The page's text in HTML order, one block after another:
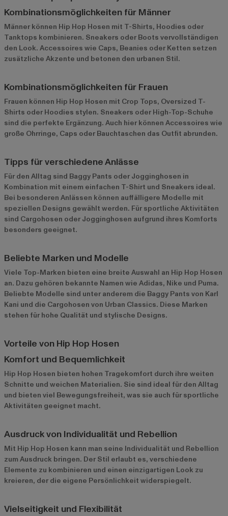
Kombinationsmöglichkeiten für Männer
Männer können Hip Hop Hosen mit T-Shirts, Hoodies oder
Tanktops kombinieren. Sneakers oder Boots vervollständigen
den Look. Accessoires wie Caps, Beanies oder Ketten setzen
zusätzliche Akzente und betonen den urbanen Stil.
Kombinationsmöglichkeiten für Frauen
Frauen können Hip Hop Hosen mit Crop Tops, Oversized T-
Shirts oder Hoodies stylen. Sneakers oder High-Top-Schuhe
sind die perfekte Ergänzung. Auch hier können Accessoires wie
große Ohrringe, Caps oder Bauchtaschen das Outfit abrunden.
Tipps für verschiedene Anlässe
Für den Alltag sind Baggy Pants oder Jogginghosen in
Kombination mit einem einfachen T-Shirt und Sneakers ideal.
Bei besonderen Anlässen können auffälligere Modelle mit
speziellen Designs gewählt werden. Für sportliche Aktivitäten
sind Cargohosen oder Jogginghosen aufgrund ihres Komforts
besonders geeignet.
Beliebte Marken und Modelle
Viele Top-Marken bieten eine breite Auswahl an Hip Hop Hosen
an. Dazu gehören bekannte Namen wie Adidas, Nike und Puma.
Beliebte Modelle sind unter anderem die Baggy Pants von Karl
Kani und die Cargohosen von Urban Classics. Diese Marken
stehen für hohe Qualität und stylische Designs.
Vorteile von Hip Hop Hosen
Komfort und Bequemlichkeit
Hip Hop Hosen bieten hohen Tragekomfort durch ihre weiten
Schnitte und weichen Materialien. Sie sind ideal für den Alltag
und bieten viel Bewegungsfreiheit, was sie auch für sportliche
Aktivitäten geeignet macht.
Ausdruck von Individualität und Rebellion
Mit Hip Hop Hosen kann man seine Individualität und Rebellion
zum Ausdruck bringen. Der Stil erlaubt es, verschiedene
Elemente zu kombinieren und einen einzigartigen Look zu
kreieren, der die eigene Persönlichkeit widerspiegelt.
Vielseitigkeit und Flexibilität